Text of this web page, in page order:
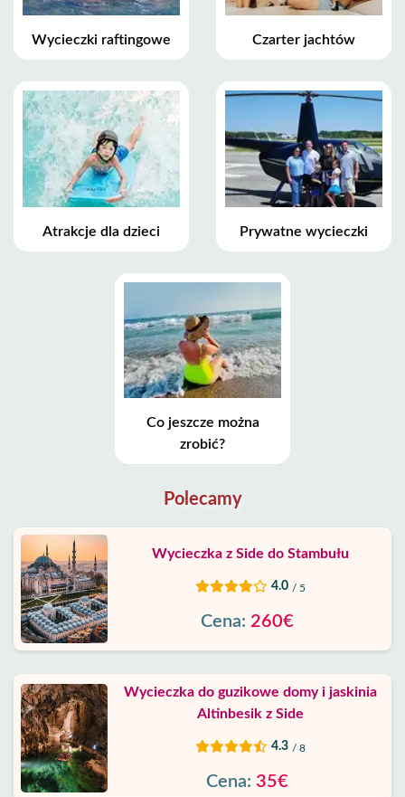
Wycieczki raftingowe Czarter jachtów
Atrakcje dla dzieci Prywatne wycieczki
Co jeszcze można
zrobić?
Polecamy
Wycieczka z Side do Stambułu
4.0 / 5
Cena: 260€
Wycieczka do guzikowe domy i jaskinia
Altinbesik z Side
4.3 / 8
Cena: 35€